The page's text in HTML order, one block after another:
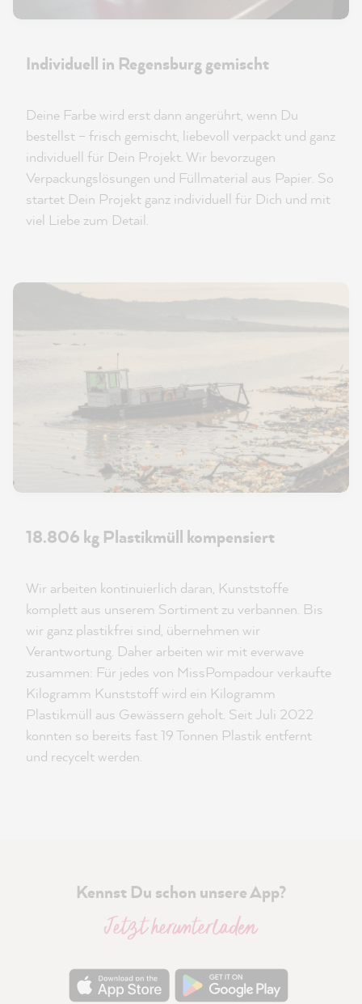
Individuell in Regensburg gemischt
Deine Farbe wird erst dann angerührt, wenn Du
bestellst – frisch gemischt, liebevoll verpackt und ganz
individuell für Dein Projekt. Wir bevorzugen
Verpackungslösungen und Füllmaterial aus Papier. So
startet Dein Projekt ganz individuell für Dich und mit
viel Liebe zum Detail.
18.806 kg Plastikmüll kompensiert
Wir arbeiten kontinuierlich daran, Kunststoffe
komplett aus unserem Sortiment zu verbannen. Bis
wir ganz plastikfrei sind, übernehmen wir
Verantwortung. Daher arbeiten wir mit everwave
zusammen: Für jedes von MissPompadour verkaufte
Kilogramm Kunststoff wird ein Kilogramm
Plastikmüll aus Gewässern geholt. Seit Juli 2022
konnten so bereits fast 19 Tonnen Plastik entfernt
und recycelt werden.
Kennst Du schon unsere App?
Jetzt herunterladen